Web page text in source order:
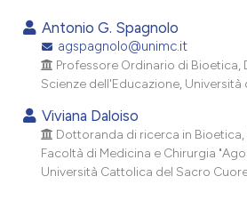
Contrasting
how this article has been
scite.ai
Antonio G. Spagnolo
agspagnolo@unimc.it
Professore Ordinario di Bioetica,
Scienze dell'Educazione, Università
Viviana Daloiso
Dottoranda di ricerca in Bioetica,
Facoltà di Medicina e Chirurgia
Università Cattolica del Sacro